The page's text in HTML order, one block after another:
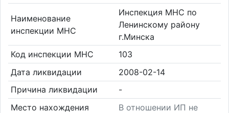
Наименование
инспекции МНС
Инспекция МНС по
Ленинскому району
г.Минска
Код инспекции МНС
103
Дата ликвидации
2008-02-14
Причина ликвидации
-
Место нахождения
В отношении ИП не